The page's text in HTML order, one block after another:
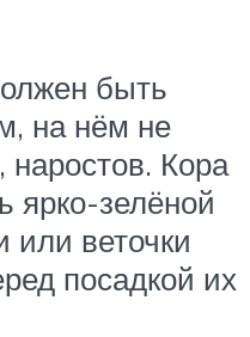
быть
на нём не
Кора
ярко-зелёной
или веточки
посадкой их